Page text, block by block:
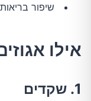
שיפור
אילו
1. שקדים